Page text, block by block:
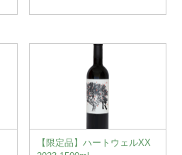
【限定品】ハートウェルXX